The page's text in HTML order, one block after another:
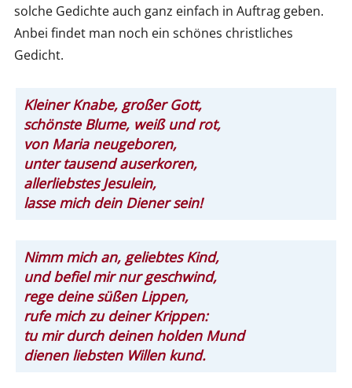
solche Gedichte auch ganz einfach in Auftrag geben.
Anbei findet man noch ein schönes christliches
Gedicht.
Kleiner Knabe, großer Gott,
schönste Blume, weiß und rot,
von Maria neugeboren,
unter tausend auserkoren,
allerliebstes Jesulein,
lasse mich dein Diener sein!
Nimm mich an, geliebtes Kind,
und befiel mir nur geschwind,
rege deine süßen Lippen,
rufe mich zu deiner Krippen:
tu mir durch deinen holden Mund
dienen liebsten Willen kund.